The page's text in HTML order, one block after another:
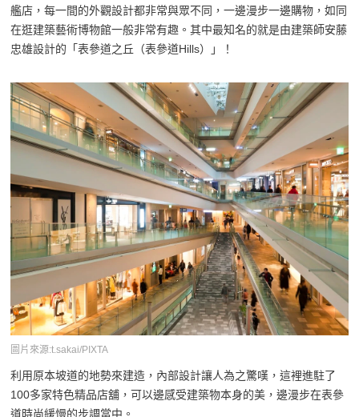
艦店，每一間的外觀設計都非常與眾不同，一邊漫步一邊購物，如同
在逛建築藝術博物館一般非常有趣。其中最知名的就是由建築師安藤
忠雄設計的「表參道之丘（表參道Hills）」！
圖片來源:t.sakai/PIXTA
利用原本坡道的地勢來建造，內部設計讓人為之驚嘆，這裡進駐了
100多家特色精品店舖，可以邊感受建築物本身的美，邊漫步在表參
道時尚緩慢的步調當中。